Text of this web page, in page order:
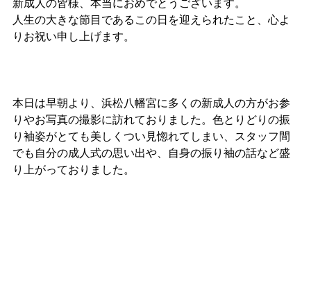
新成人の皆様、本当におめでとうございます。
人生の大きな節目であるこの日を迎えられたこと、心よ
りお祝い申し上げます。
本日は早朝より、浜松八幡宮に多くの新成人の方がお参
りやお写真の撮影に訪れておりました。色とりどりの振
り袖姿がとても美しくつい見惚れてしまい、スタッフ間
でも自分の成人式の思い出や、自身の振り袖の話など盛
り上がっておりました。